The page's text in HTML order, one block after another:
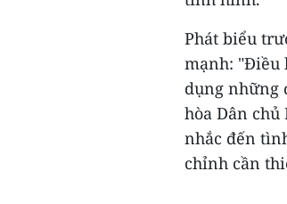
Phát biểu
mạnh: "Điều
dụng những
hòa Dân chủ
nhắc đến
chỉnh cần